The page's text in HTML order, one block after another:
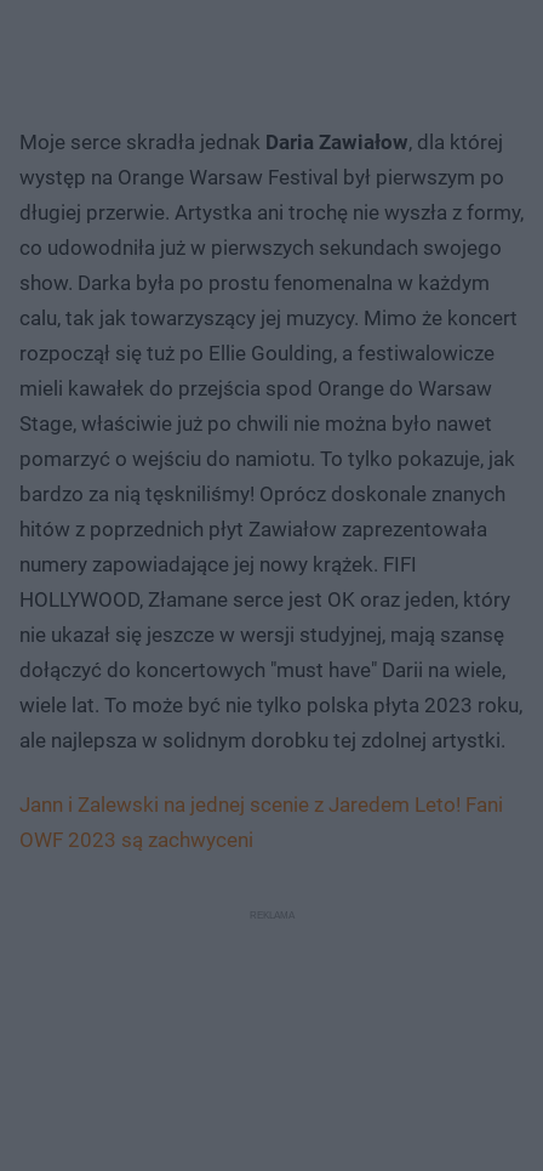
Moje serce skradła jednak Daria Zawiałow, dla której
występ na Orange Warsaw Festival był pierwszym po
długiej przerwie. Artystka ani trochę nie wyszła z formy,
co udowodniła już w pierwszych sekundach swojego
show. Darka była po prostu fenomenalna w każdym
calu, tak jak towarzyszący jej muzycy. Mimo że koncert
rozpoczął się tuż po Ellie Goulding, a festiwalowicze
mieli kawałek do przejścia spod Orange do Warsaw
Stage, właściwie już po chwili nie można było nawet
pomarzyć o wejściu do namiotu. To tylko pokazuje, jak
bardzo za nią tęskniliśmy! Oprócz doskonale znanych
hitów z poprzednich płyt Zawiałow zaprezentowała
numery zapowiadające jej nowy krążek. FIFI
HOLLYWOOD, Złamane serce jest OK oraz jeden, który
nie ukazał się jeszcze w wersji studyjnej, mają szansę
dołączyć do koncertowych "must have" Darii na wiele,
wiele lat. To może być nie tylko polska płyta 2023 roku,
ale najlepsza w solidnym dorobku tej zdolnej artystki.
Jann i Zalewski na jednej scenie z Jaredem Leto! Fani
OWF 2023 są zachwyceni